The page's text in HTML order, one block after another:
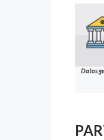
Datos